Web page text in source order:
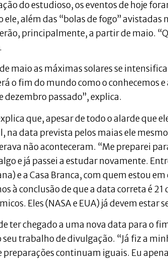
do estudioso, os eventos de hoje
ele, além das “bolas de fogo”
principalmente, a partir de maio.
maio as máximas solares se
o fim do mundo como o conhecemos
dezembro passado”, explica.
que, apesar de todo o alarde que
na data prevista pelos maias ele
não aconteceram. “Me preparei
e já passei a estudar novamente.
e a Casa Branca, com quem estou
à conclusão de que a data correta é
Eles (NASA e EUA) já devem estar
ter chegado a uma nova data para o
seu trabalho de divulgação. “Já fiz a
preparações continuam iguais. Eu